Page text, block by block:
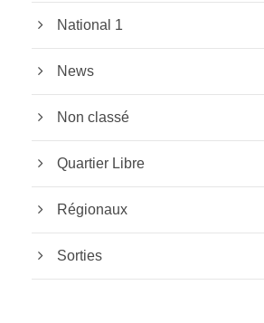
National 1
News
Non classé
Quartier Libre
Régionaux
Sorties